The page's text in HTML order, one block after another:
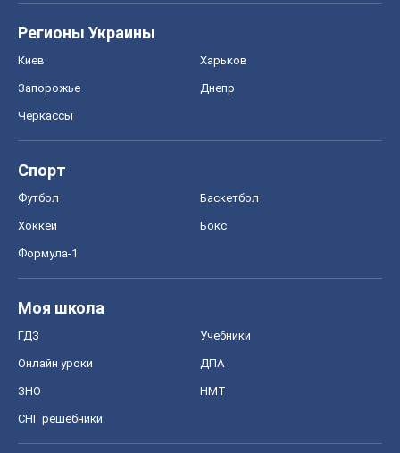
Регионы Украины
Киев Харьков
Запорожье Днепр
Черкассы
Спорт
Футбол Баскетбол
Хоккей Бокс
Формула-1
Моя школа
ГДЗ Учебники
Онлайн уроки ДПА
ЗНО НМТ
СНГ решебники